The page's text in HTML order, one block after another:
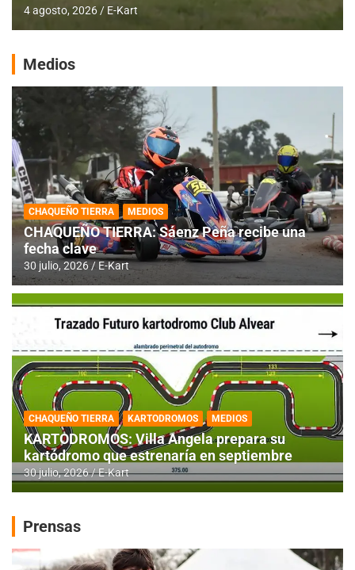
4 agosto, 2026 E-Kart
Medios
CHAQUEÑO TIERRA MEDIOS
CHAQUEÑO TIERRA: Sáenz Peña recibe una
fecha clave
30 julio, 2026 E-Kart
CHAQUEÑO TIERRA KARTODROMOS MEDIOS
KARTODROMOS: Villa Angela prepara su
kartódromo que estrenaría en septiembre
30 julio, 2026 E-Kart
Prensas